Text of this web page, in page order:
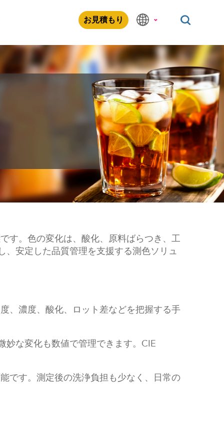
お見積もり
す。色の変化は、酸化、原料ばらつき、工
安定した品質管理を支援する測色ソリュ
、濃度、酸化、ロット差などを把握する手
妙な変化も数値で管理できます。CIE
です。測定後の洗浄負担も少なく、日常の